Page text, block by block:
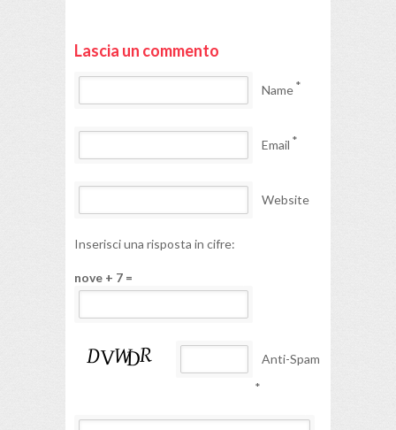
Lascia un commento
Name*
Email *
Website
Inserisci una risposta in cifre:
nove + 7 =
Anti-Spam
*